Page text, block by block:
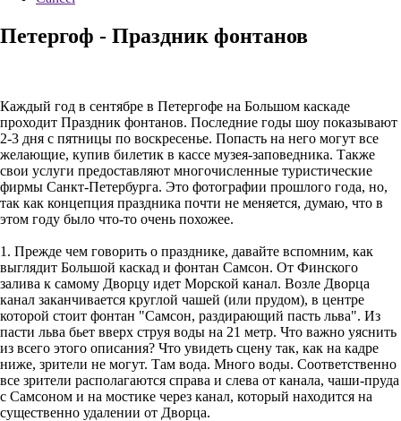
Петергоф - Праздник фонтанов
Каждый год в сентябре в Петергофе на Большом каскаде
проходит Праздник фонтанов. Последние годы шоу показывают
2-3 дня с пятницы по воскресенье. Попасть на него могут все
желающие, купив билетик в кассе музея-заповедника. Также
свои услуги предоставляют многочисленные туристические
фирмы Санкт-Петербурга. Это фотографии прошлого года, но,
так как концепция праздника почти не меняется, думаю, что в
этом году было что-то очень похожее.
1. Прежде чем говорить о празднике, давайте вспомним, как
выглядит Большой каскад и фонтан Самсон. От Финского
залива к самому Дворцу идет Морской канал. Возле Дворца
канал заканчивается круглой чашей (или прудом), в центре
которой стоит фонтан "Самсон, раздирающий пасть льва". Из
пасти льва бьет вверх струя воды на 21 метр. Что важно уяснить
из всего этого описания? Что увидеть сцену так, как на кадре
ниже, зрители не могут. Там вода. Много воды. Соответственно
все зрители располагаются справа и слева от канала, чаши-пруда
с Самсоном и на мостике через канал, который находится на
существенно удалении от Дворца.